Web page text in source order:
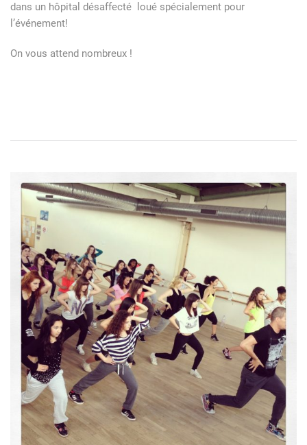
dans un hôpital désaffecté loué spécialement pour
l’événement!
On vous attend nombreux !
Navigation
de
l’article